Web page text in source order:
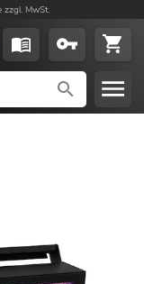
zzgl. MwSt.